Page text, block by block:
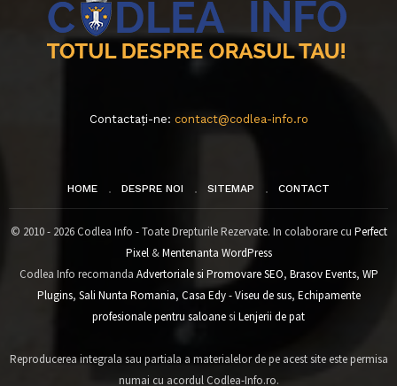
Contactați-ne: contact@codlea-info.ro
HOME DESPRE NOI SITEMAP CONTACT
© 2010 - 2026 Codlea Info - Toate Drepturile Rezervate. In colaborare cu Perfect
Pixel&Mentenanta WordPress
Codlea Info recomanda Advertoriale si Promovare SEO, Brasov Events, WP
Plugins, Sali Nunta Romania, Casa Edy - Viseu de sus, Echipamente
profesionale pentru saloanesi Lenjerii de pat
Reproducerea integrala sau partiala a materialelor de pe acest site este permisa
numai cu acordul Codlea-Info.ro.